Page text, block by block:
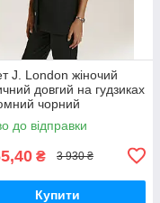
J. London жіночий
довгий на гудзиках
чорний
до відправки
₴ 3 930 ₴
Купити